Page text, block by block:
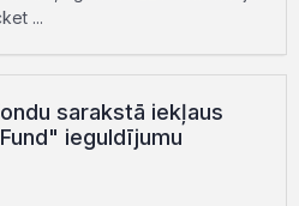
...
sarakstā iekļaus
ieguldījumu